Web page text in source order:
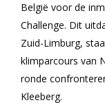
België voor de
Challenge. Dit
Zuid-Limburg,
klimparcours van
ronde
Kleeberg.